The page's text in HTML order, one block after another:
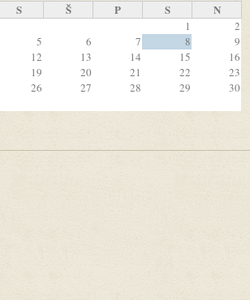
S Š P S N
1
2
5 6 7 8
9
12 13 14 15
16
19 20 21 22
23
26 27 28 29
30